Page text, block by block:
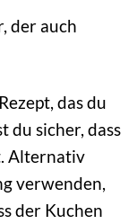
der auch
das du
du sicher, dass
Alternativ
verwenden,
der Kuchen